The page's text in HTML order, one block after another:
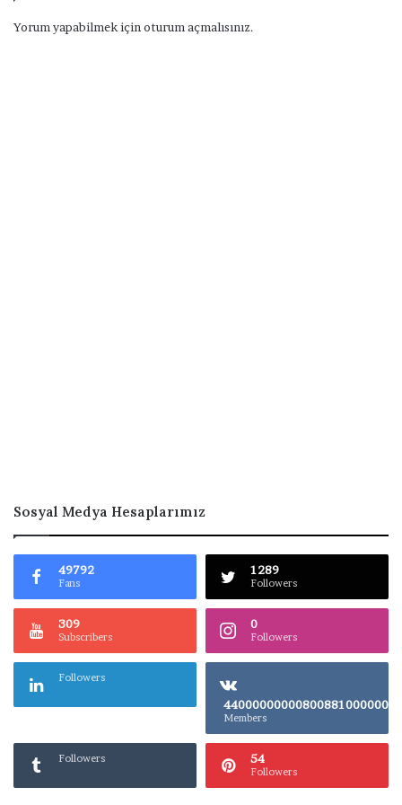
Yorum yapabilmek için oturum açmalısınız.
Sosyal Medya Hesaplarımız
49792
Fans
1289
Followers
309
Subscribers
0
Followers
Followers
Members
Followers 54
Followers